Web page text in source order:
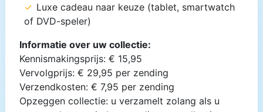
Luxe cadeau naar keuze (tablet, smartwatch
of DVD-speler)
Informatie over uw collectie:
Kennismakingsprijs: € 15,95
Vervolgprijs: € 29,95 per zending
Verzendkosten: € 7,95 per zending
Opzeggen collectie: u verzamelt zolang als u